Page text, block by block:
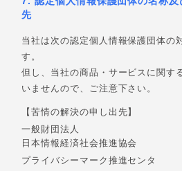
先
当社は次の認定個人情報保護団体の
す。
但し、当社の商品・サービスに関す
いませんので、ご注意下さい。
【苦情の解決の申し出先】
一般財団法人
日本情報経済社会推進協会
プライバシーマーク推進センタ